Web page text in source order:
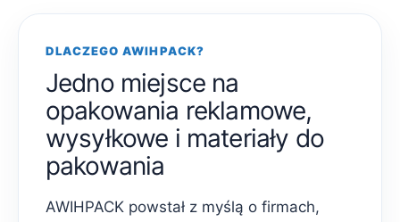
DLACZEGO AWIHPACK?
Jedno miejsce na
opakowania reklamowe,
wysyłkowe i materiały do
pakowania
AWIHPACK powstał z myślą o firmach,